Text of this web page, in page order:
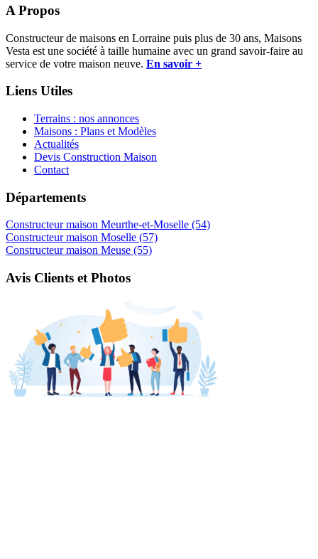
A Propos
Constructeur de maisons en Lorraine puis plus de 30 ans, Maisons
Vesta est une société à taille humaine avec un grand savoir-faire au
service de votre maison neuve. En savoir +
Liens Utiles
Terrains : nos annonces
Maisons : Plans et Modèles
Actualités
Devis Construction Maison
Contact
Départements
Constructeur maison Meurthe-et-Moselle (54)
Constructeur maison Moselle (57)
Constructeur maison Meuse (55)
Avis Clients et Photos